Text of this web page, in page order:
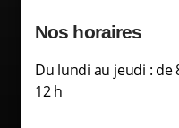
Nos horaires
Du lundi au jeudi : de
12 h